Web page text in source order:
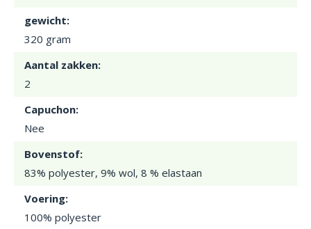
gewicht:
320 gram
Aantal zakken:
2
Capuchon:
Nee
Bovenstof:
83% polyester, 9% wol, 8 % elastaan
Voering:
100% polyester